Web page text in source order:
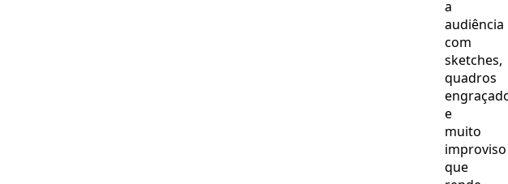
a
audiência
com
sketches,
quadros
e
muito
improviso
que